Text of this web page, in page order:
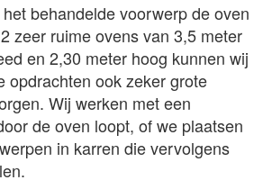
behandelde voorwerp de oven
zeer ruime ovens van 3,5 meter
en 2,30 meter hoog kunnen wij
opdrachten ook zeker grote
Wij werken met een
de oven loopt, of we plaatsen
in karren die vervolgens